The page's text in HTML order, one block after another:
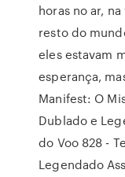
horas no ar,
resto do
eles estavam
esperança,
Manifest: O
Dublado e
do Voo 828 -
Legendado